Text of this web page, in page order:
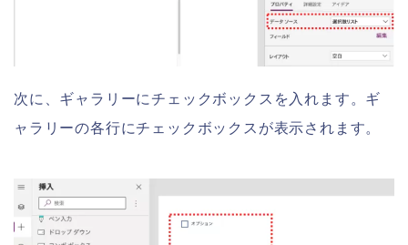
次に、ギャラリーにチェックボックスを入れます。ギ
ャラリーの各行にチェックボックスが表示されます。